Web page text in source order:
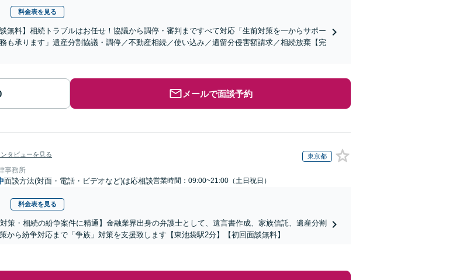
料金表を見る
無料】相続トラブルはお任せ！協議から調停・審判まですべて対応「生前対策を一からサポー
も承ります」遺産分割協議・調停／不動産相続／使い込み／遺留分侵害額請求／相続放棄【完
メールで面談予約
ンタビューを見る 東京都
事務所
面談方法(対面・電話・ビデオなど)は応相談営業時間：09:00~21:00（土日祝日）
料金表を見る
対策・相続の紛争案件に精通】金融業界出身の弁護士として、遺言書作成、家族信託、遺産分割
から紛争対応まで「争族」対策を支援致します【東池袋駅2分】【初回面談無料】